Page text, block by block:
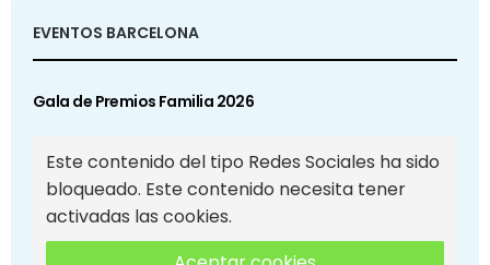
EVENTOS BARCELONA
Gala de Premios Familia 2026
Este contenido del tipo Redes Sociales ha sido
bloqueado. Este contenido necesita tener
activadas las cookies.